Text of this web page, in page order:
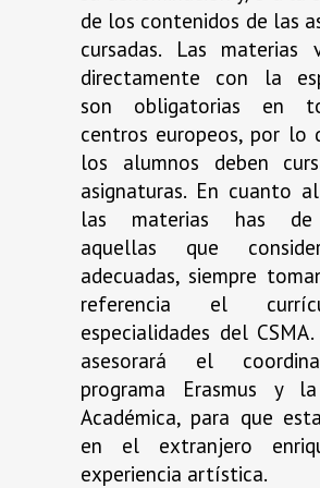
de los contenidos de las
cursadas. Las materias
directamente con la
son obligatorias en
centros europeos, por lo
los alumnos deben
asignaturas. En cuanto
las materias has de
aquellas que
adecuadas, siempre
referencia el
especialidades del
asesorará el
programa Erasmus y
Académica, para que
en el extranjero
experiencia artística.